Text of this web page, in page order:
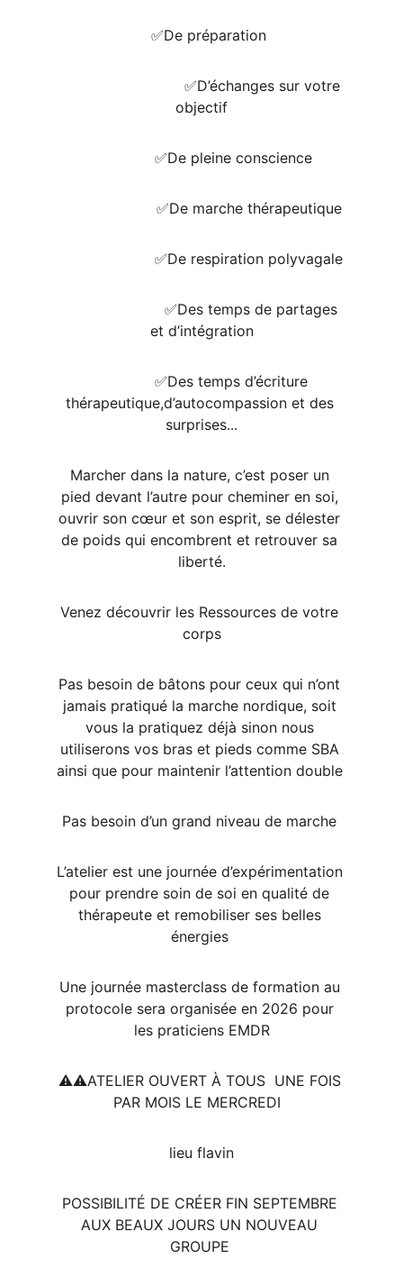
    ✅️De préparation
objectif
              ✅️De pleine conscience
                      ✅️De marche thérapeutique
                     ✅️De respiration polyvagale
et d’intégration
thérapeutique,d’autocompassion et des
surprises...
Marcher dans la nature, c’est poser un
pied devant l’autre pour cheminer en soi,
ouvrir son cœur et son esprit, se délester
de poids qui encombrent et retrouver sa
liberté.
Venez découvrir les Ressources de votre
corps
Pas besoin de bâtons pour ceux qui n’ont
jamais pratiqué la marche nordique, soit
vous la pratiquez déjà sinon nous
utiliserons vos bras et pieds comme SBA
ainsi que pour maintenir l’attention double
Pas besoin d’un grand niveau de marche
L’atelier est une journée d’expérimentation
pour prendre soin de soi en qualité de
thérapeute et remobiliser ses belles
énergies
Une journée masterclass de formation au
protocole sera organisée en 2026 pour
les praticiens EMDR
⚠️⚠️ATELIER OUVERT À TOUS  UNE FOIS
PAR MOIS LE MERCREDI
lieu flavin
POSSIBILITÉ DE CRÉER FIN SEPTEMBRE
AUX BEAUX JOURS UN NOUVEAU
GROUPE